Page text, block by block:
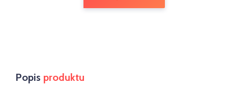
Popis produktu